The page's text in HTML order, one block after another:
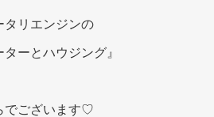
タリエンジンの
ーとハウジング』
でございます♡